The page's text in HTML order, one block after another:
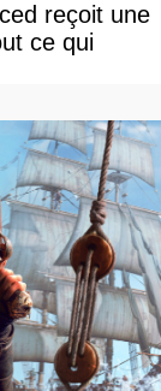
reçoit une
ce qui